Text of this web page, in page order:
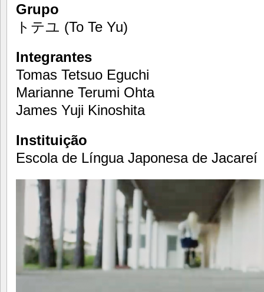
Grupo
トテユ (To Te Yu)
Integrantes
Tomas Tetsuo Eguchi
Marianne Terumi Ohta
James Yuji Kinoshita
Instituição
Escola de Língua Japonesa de Jacareí